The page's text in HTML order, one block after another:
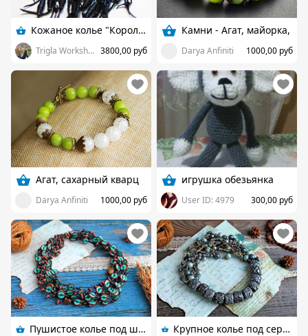
Кожаное колье "Королева ведьм"
Trigla Workshop 3800,00 руб
Камни - Агат, майорка,
Darya Anfiniti 1000,00 руб
Агат, сахарный кварц
Darya Anfiniti 1000,00 руб
игрушка обезьянка
User ID: 4979 300,00 руб
Пушистое колье под шейку "Монетки" Крупное колье под серебро из полимерной глины